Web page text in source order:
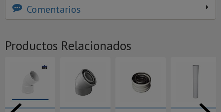
Comentarios
Productos Relacionados